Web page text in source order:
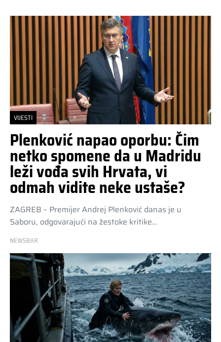
VIJESTI
Plenković napao oporbu: Čim
netko spomene da u Madridu
leži vođa svih Hrvata, vi
odmah vidite neke ustaše?
ZAGREB – Premijer Andrej Plenković danas je u
Saboru, odgovarajući na žestoke kritike…
NEWSBAR